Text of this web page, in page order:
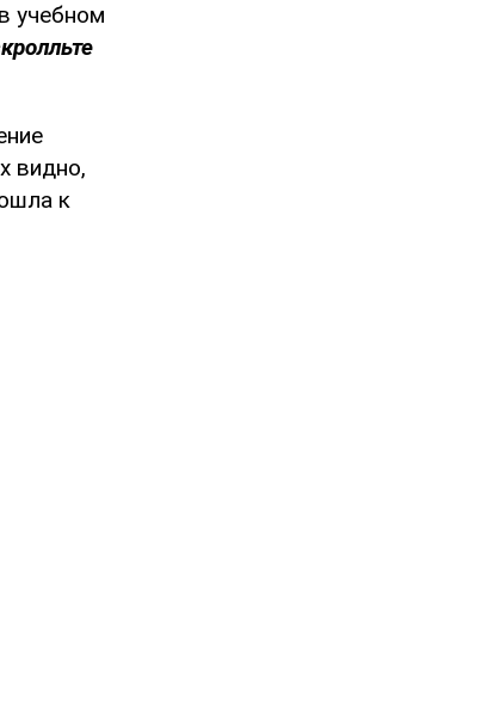
учебном
видно,
к